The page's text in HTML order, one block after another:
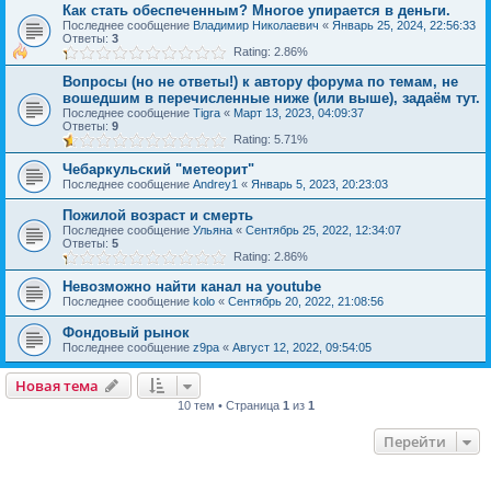
Как стать обеспеченным? Многое упирается в деньги.
Последнее сообщение Владимир Николаевич « Январь 25, 2024, 22:56:33
Ответы: 3
Rating: 2.86%
Вопросы (но не ответы!) к автору форума по темам, не
вошедшим в перечисленные ниже (или выше), задаём тут.
Последнее сообщение Tigra « Март 13, 2023, 04:09:37
Ответы: 9
Rating: 5.71%
Чебаркульский "метеорит"
Последнее сообщение Andrey1 « Январь 5, 2023, 20:23:03
Пожилой возраст и смерть
Последнее сообщение Ульяна « Сентябрь 25, 2022, 12:34:07
Ответы: 5
Rating: 2.86%
Невозможно найти канал на youtube
Последнее сообщение kolo « Сентябрь 20, 2022, 21:08:56
Фондовый рынок
Последнее сообщение z9pa « Август 12, 2022, 09:54:05
Новая тема
10 тем • Страница 1 из 1
Перейти